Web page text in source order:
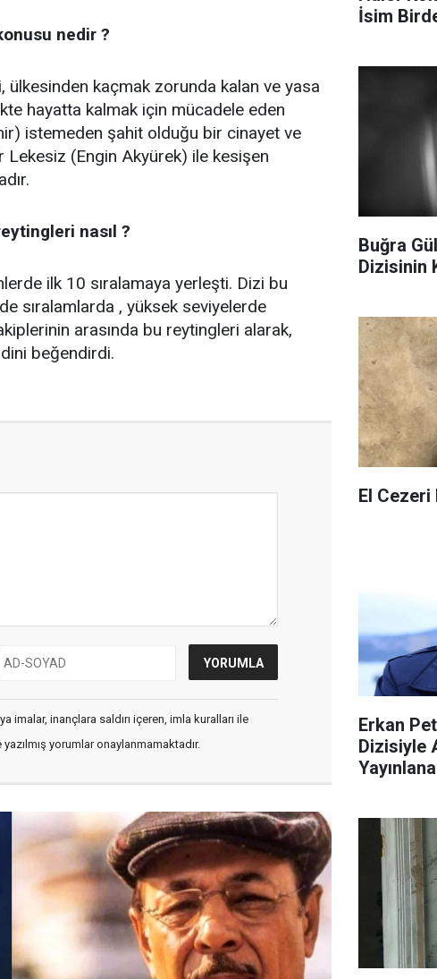
nedir ?
ülkesinden kaçmak zorunda kalan ve yasa
hayatta kalmak için mücadele eden
istemeden şahit olduğu bir cinayet ve
Lekesiz (Engin Akyürek) ile kesişen
nasıl ?
ilk 10 sıralamaya yerleşti. Dizi bu
sıralamlarda , yüksek seviyelerde
arasında bu reytingleri alarak,
beğendirdi.
imalar, inançlara saldırı içeren, imla kuralları ile
yorumlar onaylanmamaktadır.
İsim
Buğra
Dizisinin
El Cezeri
Erkan
Dizisiyle